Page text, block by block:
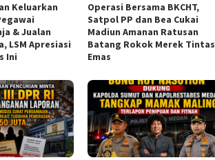
Keluarkan
& Jualan
LSM Apresiasi
Ini
Operasi Bersama BKCHT,
Satpol PP dan Bea Cukai
Madiun Amanan Ratusan
Batang Rokok Merek Tintas
Emas